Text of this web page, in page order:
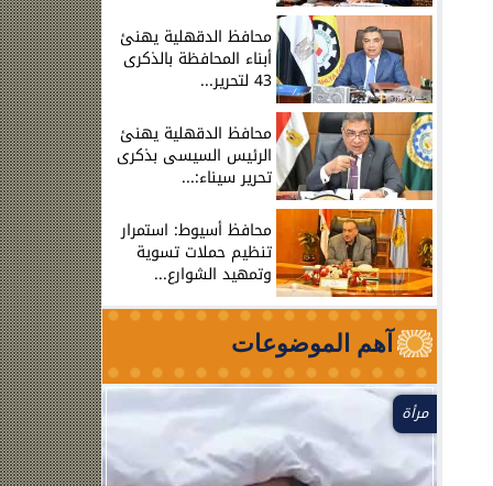
محافظ الدقهلية يهنئ
أبناء المحافظة بالذكرى
43 لتحرير...
محافظ الدقهلية يهنئ
الرئيس السيسى بذكرى
تحرير سيناء:...
محافظ أسيوط: استمرار
تنظيم حملات تسوية
وتمهيد الشوارع...
آهم الموضوعات
مرأة